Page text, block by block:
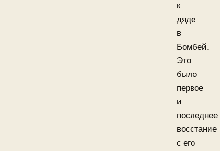
к
дяде
в
Бомбей.
Это
было
первое
и
последнее
восстание
с его